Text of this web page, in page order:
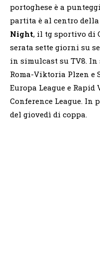
portoghese è a
partita è al centro
Night, il tg sportivo di
serata sette giorni su
in simulcast su TV8.
Roma-Viktoria Plzen e
Europa League e
Conference League.
del giovedì di coppa.